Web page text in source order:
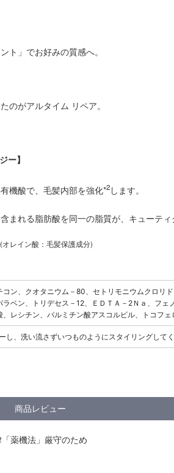
ト」でお好みの質感へ。
のがアルタイム リペア。
ー】
機酸で、毛髪内部を強化*2します。
れる脂肪酸を同一の脂質が、キューテ
レイン酸：毛髪保護成分)
ン、クオタニウム－80、セトリモニウムクロリ
ベン、トリデセス－12、ＥＤＴＡ－2Ｎａ、フェ
レシチン、パルミチン酸アスコルビル、トコフ
、洗い流さずいつものようにスタイリングしてく
商品レビュー
薬機法」厳守のため